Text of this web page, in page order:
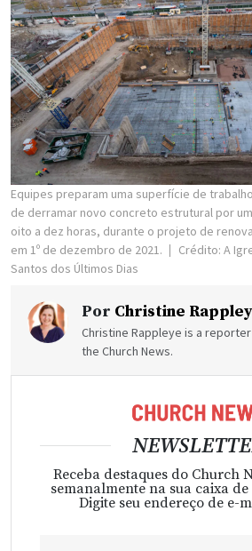
Equipes preparam uma superfície de
de derramar novo concreto estrutural por
oito a dez horas, durante o projeto de
em 1º de dezembro de 2021.
Crédito: A
Santos dos Últimos Dias
Por Christine
Christine Rappleye is a
the Church News.
Receba destaques do Church
semanalmente na sua caixa
Digite seu endereço de e-